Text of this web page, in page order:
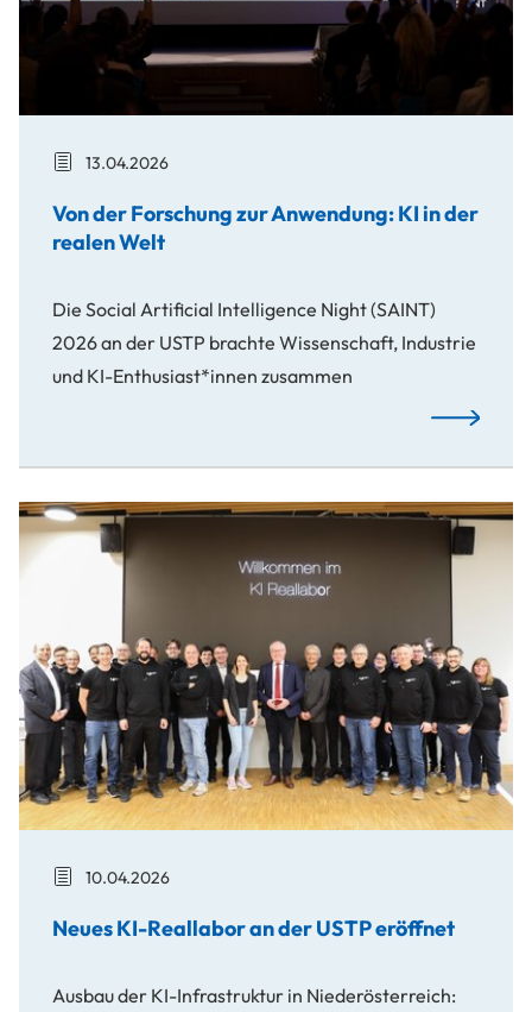
13.04.2026
Von der Forschung zur Anwendung: KI in der
realen Welt
Die Social Artificial Intelligence Night (SAINT)
2026 an der USTP brachte Wissenschaft, Industrie
und KI-Enthusiast*innen zusammen
Von der
Neues KI-Reallabor an der USTP eröffnet
10.04.2026
Neues KI-Reallabor an der USTP eröffnet
Ausbau der KI-Infrastruktur in Niederösterreich: